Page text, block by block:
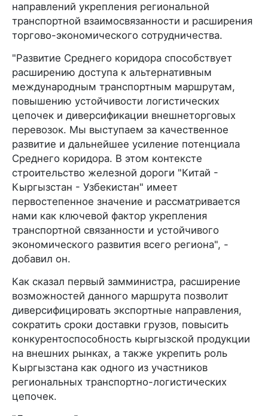
направлений укрепления региональной
транспортной взаимосвязанности и расширения
торгово-экономического сотрудничества.
"Развитие Среднего коридора способствует
расширению доступа к альтернативным
международным транспортным маршрутам,
повышению устойчивости логистических
цепочек и диверсификации внешнеторговых
перевозок. Мы выступаем за качественное
развитие и дальнейшее усиление потенциала
Среднего коридора. В этом контексте
строительство железной дороги "Китай -
Кыргызстан - Узбекистан" имеет
первостепенное значение и рассматривается
нами как ключевой фактор укрепления
транспортной связанности и устойчивого
экономического развития всего региона", -
добавил он.
Как сказал первый замминистра, расширение
возможностей данного маршрута позволит
диверсифицировать экспортные направления,
сократить сроки доставки грузов, повысить
конкурентоспособность кыргызской продукции
на внешних рынках, а также укрепить роль
Кыргызстана как одного из участников
региональных транспортно-логистических
цепочек.